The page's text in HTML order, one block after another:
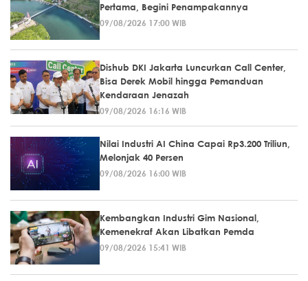
Pertama, Begini Penampakannya
09/08/2026 17:00 WIB
Dishub DKI Jakarta Luncurkan Call Center,
Bisa Derek Mobil hingga Pemanduan
Kendaraan Jenazah
09/08/2026 16:16 WIB
Nilai Industri AI China Capai Rp3.200 Triliun,
Melonjak 40 Persen
09/08/2026 16:00 WIB
Kembangkan Industri Gim Nasional,
Kemenekraf Akan Libatkan Pemda
09/08/2026 15:41 WIB